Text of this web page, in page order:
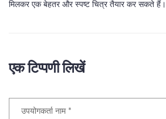
मिलकर एक बेहतर और स्पष्ट चित्र तैयार कर सकते हैं।
एक टिप्पणी लिखें